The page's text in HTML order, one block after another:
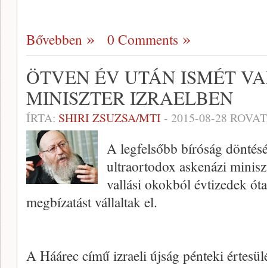
Bővebben 0 Comments
ÖTVEN ÉV UTÁN ISMÉT
MINISZTER IZRAELBEN
ÍRTA: SHIRI ZSUZSA/MTI - 2015-08-28
A legfelsőbb bíróság
ultraortodox askenázi
vallási okokból évtizedek
megbízatást vállaltak el.
A Háárec című izraeli újság pénteki